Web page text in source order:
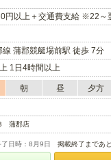
円以上＋交通費支給 ※22～
線 蒲郡競艇場前駅 徒歩 7分
1日4時間以上
朝 昼 夕方
蒲郡店
日時：8月9日 掲載終了まであ